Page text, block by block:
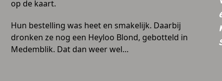
op de kaart.
Hun bestelling was heet en smakelijk. Daarbij
dronken ze nog een Heyloo Blond, gebotteld in
Medemblik. Dat dan weer wel…